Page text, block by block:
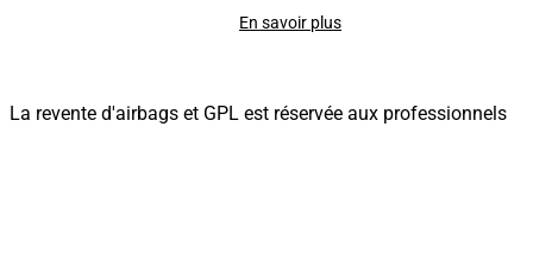
En savoir plus
La revente d'airbags et GPL est réservée aux professionnels